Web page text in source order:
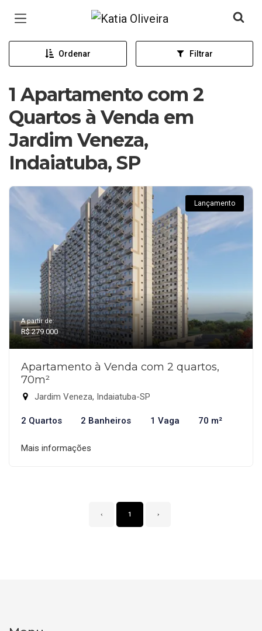
Página inicial
Ordenar Filtrar
1 Apartamento com 2
Quartos à Venda em
Jardim Veneza,
Indaiatuba, SP
Lançamento
A partir de:
R$ 279.000
Apartamento à Venda com 2 quartos,
70m²
Jardim Veneza, Indaiatuba-SP
2 Quartos 2 Banheiros 1 Vaga 70 m²
Mais informações
‹ 1 ›